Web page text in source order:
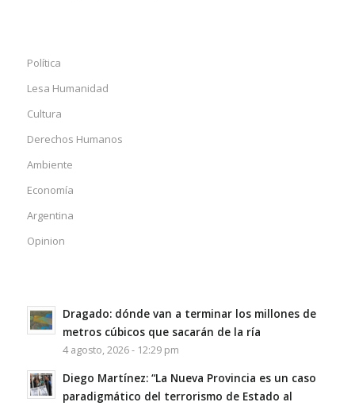
Política
Lesa Humanidad
Cultura
Derechos Humanos
Ambiente
Economía
Argentina
Opinion
Dragado: dónde van a terminar los millones de
metros cúbicos que sacarán de la ría
4 agosto, 2026 - 12:29 pm
Diego Martínez: “La Nueva Provincia es un caso
paradigmático del terrorismo de Estado al